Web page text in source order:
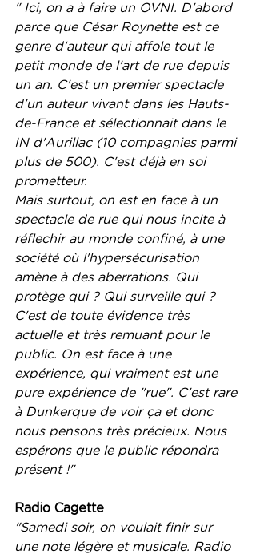
" Ici, on a à faire un OVNI. D'abord
parce que César Roynette est ce
genre d'auteur qui affole tout le
petit monde de l'art de rue depuis
un an. C'est un premier spectacle
d'un auteur vivant dans les Hauts-
de-France et sélectionnait dans le
IN d'Aurillac (10 compagnies parmi
plus de 500). C'est déjà en soi
prometteur.
Mais surtout, on est en face à un
spectacle de rue qui nous incite à
réflechir au monde confiné, à une
société où l'hypersécurisation
amène à des aberrations. Qui
protège qui ? Qui surveille qui ?
C'est de toute évidence très
actuelle et très remuant pour le
public. On est face à une
expérience, qui vraiment est une
pure expérience de "rue". C'est rare
à Dunkerque de voir ça et donc
nous pensons très précieux. Nous
espérons que le public répondra
présent !"
Radio Cagette
"Samedi soir, on voulait finir sur
une note légère et musicale. Radio